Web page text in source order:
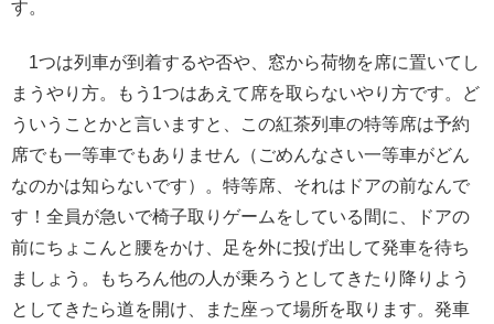
す。
1つは列車が到着するや否や、窓から荷物を席に置いてし
まうやり方。もう1つはあえて席を取らないやり方です。ど
ういうことかと言いますと、この紅茶列車の特等席は予約
席でも一等車でもありません（ごめんなさい一等車がどん
なのかは知らないです）。特等席、それはドアの前なんで
す！全員が急いで椅子取りゲームをしている間に、ドアの
前にちょこんと腰をかけ、足を外に投げ出して発車を待ち
ましょう。もちろん他の人が乗ろうとしてきたり降りよう
としてきたら道を開け、また座って場所を取ります。発車